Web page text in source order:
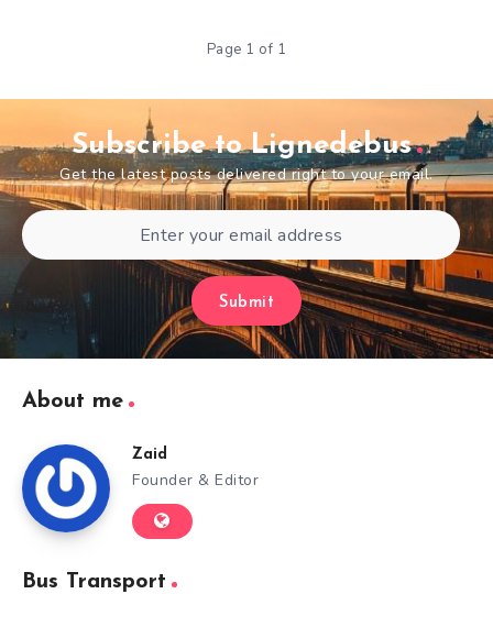
Page 1 of 1
Subscribe to Lignedebus
Get the latest posts delivered right to your email.
Submit
About me
Zaid
Founder & Editor
Bus Transport